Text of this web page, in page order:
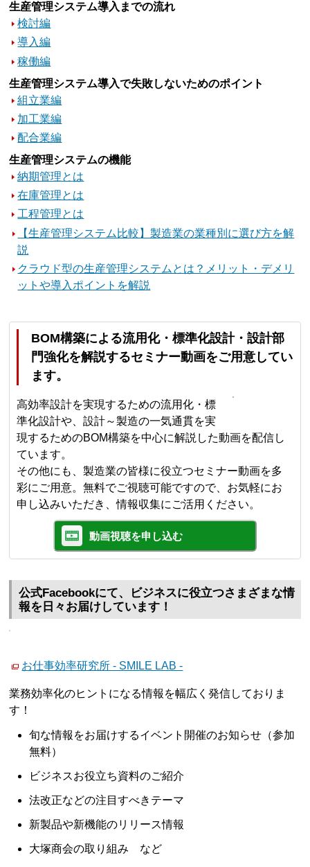
生産管理システム導入までの流れ
検討編
導入編
稼働編
生産管理システム導入で失敗しないためのポイント
組立業編
加工業編
配合業編
生産管理システムの機能
納期管理とは
在庫管理とは
工程管理とは
【生産管理システム比較】製造業の業種別に選び方を解
説
クラウド型の生産管理システムとは？メリット・デメリ
ットや導入ポイントを解説
BOM構築による流用化・標準化設計・設計部
門強化を解説するセミナー動画をご用意してい
ます。
高効率設計を実現するための流用化・標
準化設計や、設計～製造の一気通貫を実
現するためのBOM構築を中心に解説した動画を配信し
ています。
その他にも、製造業の皆様に役立つセミナー動画を多
彩にご用意。無料でご視聴可能ですので、お気軽にお
申し込みいただき、情報収集にご活用ください。
動画視聴を申し込む
公式Facebookにて、ビジネスに役立つさまざまな情
報を日々お届けしています！
お仕事効率研究所 - SMILE LAB -
業務効率化のヒントになる情報を幅広く発信しておりま
す！
旬な情報をお届けするイベント開催のお知らせ（参加
無料）
ビジネスお役立ち資料のご紹介
法改正などの注目すべきテーマ
新製品や新機能のリリース情報
大塚商会の取り組み など